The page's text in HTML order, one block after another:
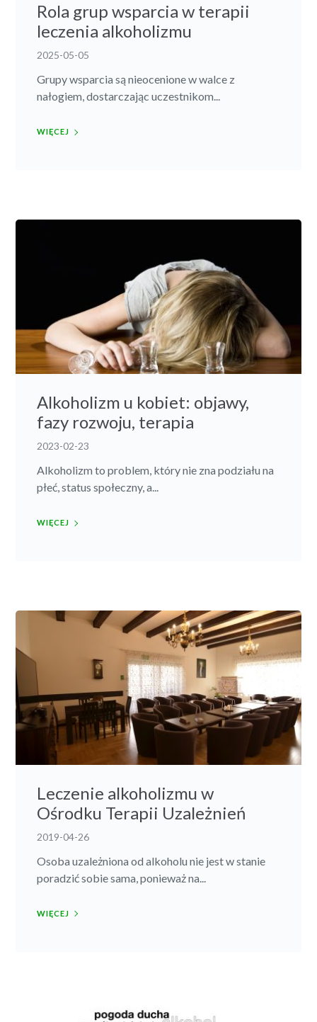
Rola grup wsparcia w terapii
leczenia alkoholizmu
2025-05-05
Grupy wsparcia są nieocenione w walce z
nałogiem, dostarczając uczestnikom...
WIĘCEJ
Alkoholizm u kobiet: objawy,
fazy rozwoju, terapia
2023-02-23
Alkoholizm to problem, który nie zna podziału na
płeć, status społeczny, a...
WIĘCEJ
Leczenie alkoholizmu w
Ośrodku Terapii Uzależnień
2019-04-26
Osoba uzależniona od alkoholu nie jest w stanie
poradzić sobie sama, ponieważ na...
WIĘCEJ